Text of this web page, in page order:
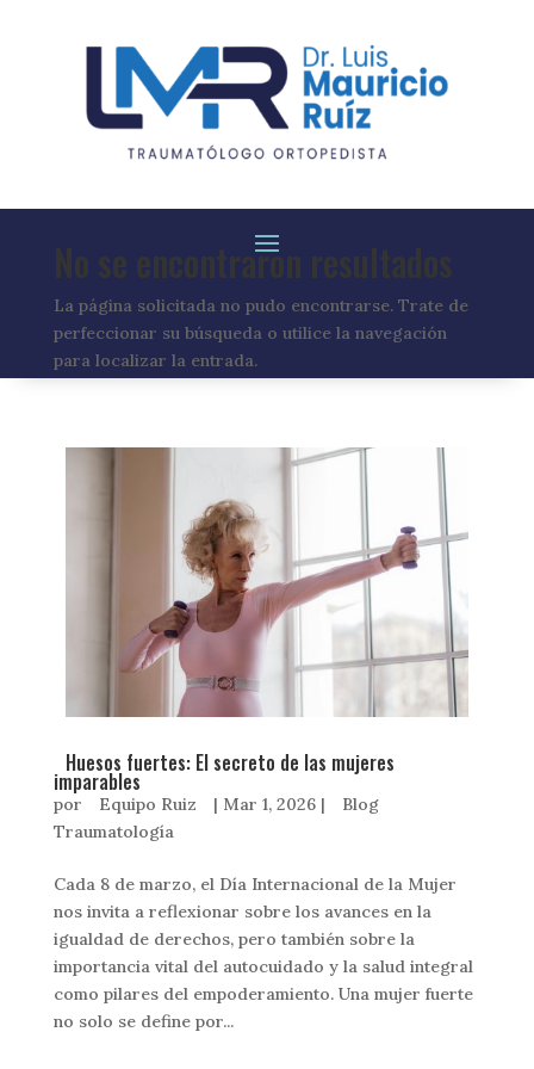
No se encontraron resultados
La página solicitada no pudo encontrarse. Trate de
perfeccionar su búsqueda o utilice la navegación
para localizar la entrada.
Huesos fuertes: El secreto de las mujeres
imparables
por Equipo Ruiz | Mar 1, 2026|
Blog
Traumatología
Cada 8 de marzo, el Día Internacional de la Mujer
nos invita a reflexionar sobre los avances en la
igualdad de derechos, pero también sobre la
importancia vital del autocuidado y la salud integral
como pilares del empoderamiento. Una mujer fuerte
no solo se define por...